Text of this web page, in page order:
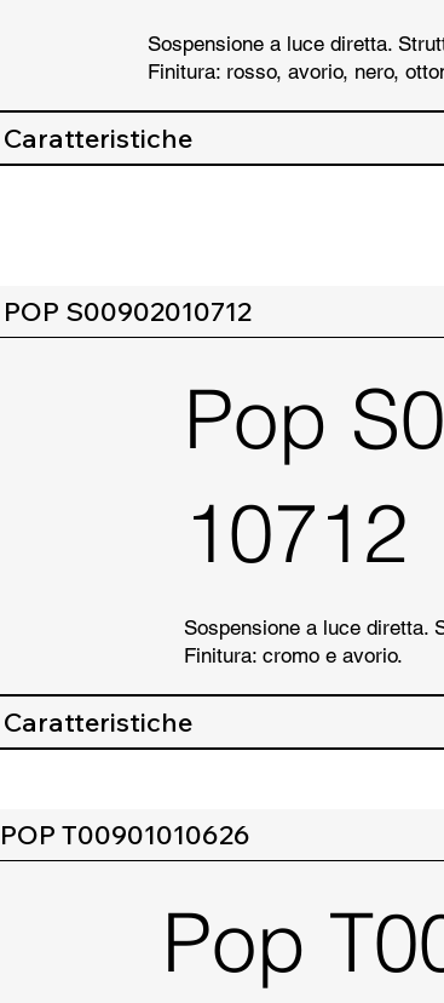
Sospensione a luce diretta.
Finitura: rosso, avorio, nero,
Caratteristiche
POP S00902010712
Pop
10712
Sospensione a luce diretta.
Finitura: cromo e avorio.
Caratteristiche
POP T00901010626
Pop